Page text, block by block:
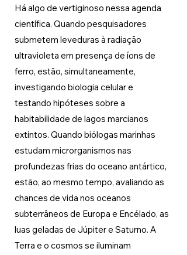
Há algo de vertiginoso nessa agenda
científica. Quando pesquisadores
submetem leveduras à radiação
ultravioleta em presença de íons de
ferro, estão, simultaneamente,
investigando biologia celular e
testando hipóteses sobre a
habitabilidade de lagos marcianos
extintos. Quando biólogas marinhas
estudam microrganismos nas
profundezas frias do oceano antártico,
estão, ao mesmo tempo, avaliando as
chances de vida nos oceanos
subterrâneos de Europa e Encélado, as
luas geladas de Júpiter e Saturno. A
Terra e o cosmos se iluminam